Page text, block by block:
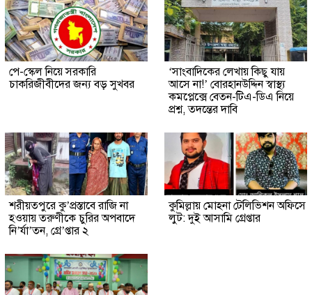
পে-স্কেল নিয়ে সরকারি
চাকরিজীবীদের জন্য বড় সুখবর
‘সাংবাদিকের লেখায় কিছু যায়
আসে না!’ বোরহানউদ্দিন স্বাস্থ্য
কমপ্লেক্সে বেতন-টিএ-ডিএ নিয়ে
প্রশ্ন, তদন্তের দাবি
শরীয়তপুরে কু’প্রস্তাবে রাজি না
হওয়ায় তরুণীকে চুরির অপবাদে
নি’র্যা’তন, গ্রে’প্তার ২
কুমিল্লায় মোহনা টেলিভিশন অফিসে
লুট: দুই আসামি গ্রেপ্তার